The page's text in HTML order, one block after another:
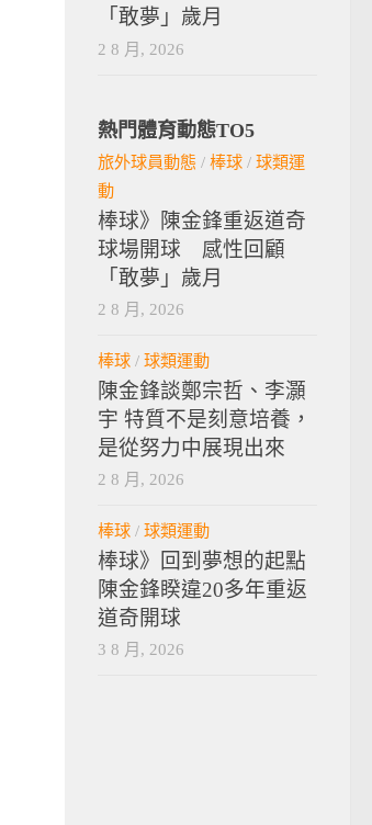
「敢夢」歲月
2 8 月, 2026
熱門體育動態TO5
旅外球員動態 / 棒球 / 球類運
動
棒球》陳金鋒重返道奇
球場開球 感性回顧
「敢夢」歲月
2 8 月, 2026
棒球 / 球類運動
陳金鋒談鄭宗哲、李灝
宇 特質不是刻意培養，
是從努力中展現出來
2 8 月, 2026
棒球 / 球類運動
棒球》回到夢想的起點
陳金鋒睽違20多年重返
道奇開球
3 8 月, 2026